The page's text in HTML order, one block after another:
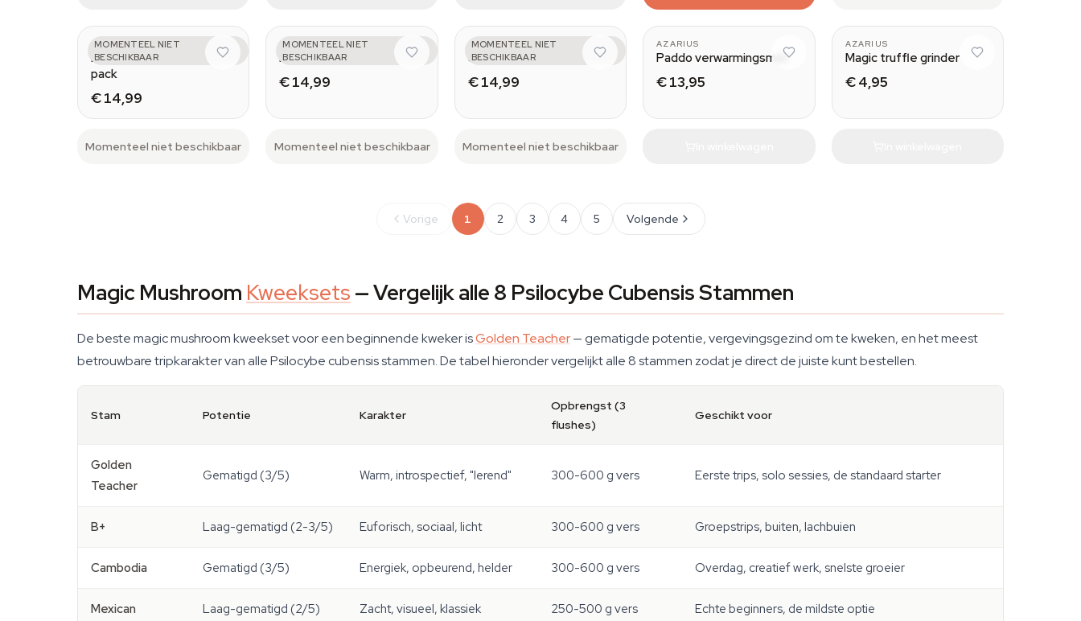
MOMENTEEL NIET
BESCHIKBAAR
AZARIUS
Emotional microdosering
pack
€ 14,99
Momenteel niet beschikbaar
MOMENTEEL NIET
BESCHIKBAAR
AZARIUS
Physical
€ 14,99
Momenteel niet beschikbaar
MOMENTEEL NIET
BESCHIKBAAR
AZARIUS
Spiritual
€ 14,99
Momenteel niet beschikbaar
AZARIUS
Paddo verwarmingsmat
€ 13,95
AZARIUS
Magic truffle grinder
€ 4,95
Vorige 1 2 3 4 5 Volgende
Magic Mushroom Kweeksets — Vergelijk alle 8 Psilocybe Cubensis Stammen
De beste magic mushroom kweekset voor een beginnende kweker isGolden Teacher— gematigde potentie, vergevingsgezind om te kweken, en het meest
betrouwbare tripkarakter van alle Psilocybe cubensis stammen. De tabel hieronder vergelijkt alle 8 stammen zodat je direct de juiste kunt bestellen.
Stam Potentie Karakter
Opbrengst (3
flushes)
Geschikt voor
Golden
Teacher
Gematigd (3/5) Warm, introspectief, "lerend" 300-600 g vers Eerste trips, solo sessies, de standaard starter
B+ Laag-gematigd (2-3/5) Euforisch, sociaal, licht 300-600 g vers Groepstrips, buiten, lachbuien
Cambodia Gematigd (3/5) Energiek, opbeurend, helder 300-600 g vers Overdag, creatief werk, snelste groeier
Mexican Laag-gematigd (2/5) Zacht, visueel, klassiek 250-500 g vers Echte beginners, de mildste optie